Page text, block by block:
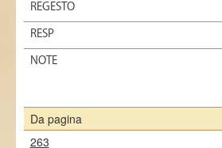
REGESTO
RESP
NOTE
Da pagina
263